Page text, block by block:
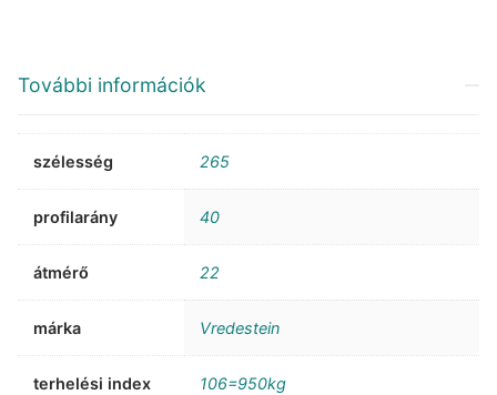
További információk
szélesség 265
profilarány 40
átmérő 22
márka Vredestein
terhelési index 106=950kg